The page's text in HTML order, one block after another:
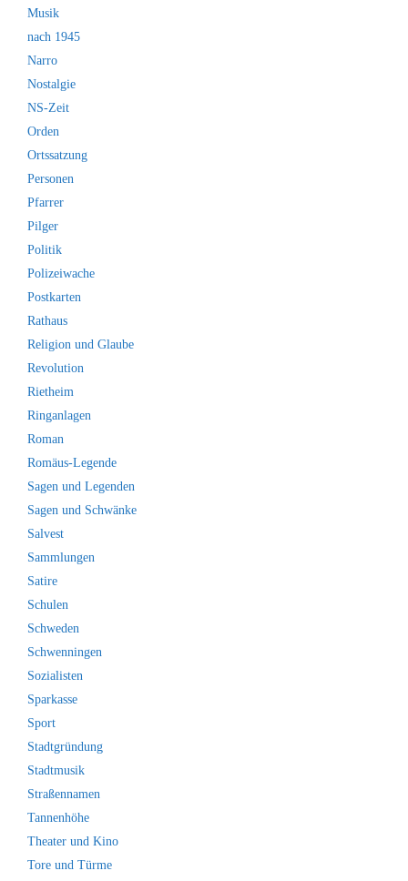
Musik
nach 1945
Narro
Nostalgie
NS-Zeit
Orden
Ortssatzung
Personen
Pfarrer
Pilger
Politik
Polizeiwache
Postkarten
Rathaus
Religion und Glaube
Revolution
Rietheim
Ringanlagen
Roman
Romäus-Legende
Sagen und Legenden
Sagen und Schwänke
Salvest
Sammlungen
Satire
Schulen
Schweden
Schwenningen
Sozialisten
Sparkasse
Sport
Stadtgründung
Stadtmusik
Straßennamen
Tannenhöhe
Theater und Kino
Tore und Türme